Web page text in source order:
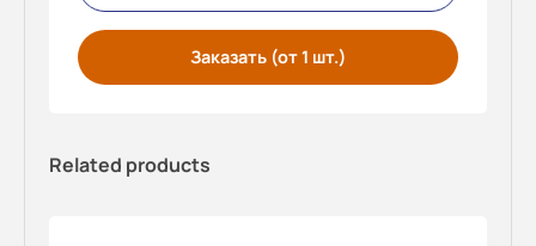
Заказать (от 1 шт.)
Related products